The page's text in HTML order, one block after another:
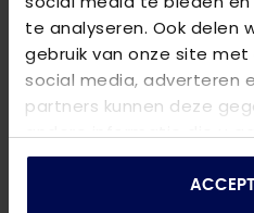
te analyseren. Ook delen
gebruik van onze site
social media, adverteren
partners kunnen deze
andere informatie die u
die ze hebben verzameld